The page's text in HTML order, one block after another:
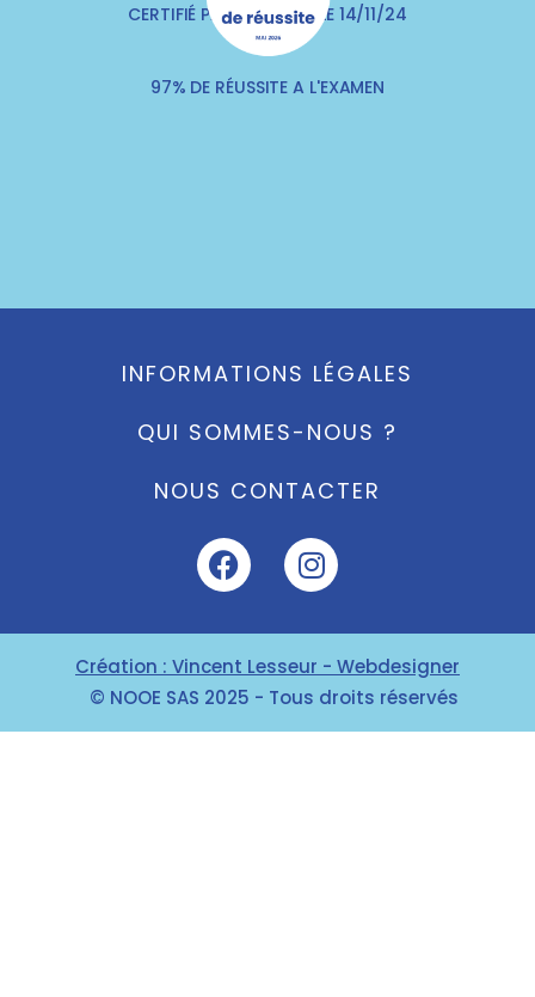
CERTIFIÉ PAR QUALITIA LE 14/11/24
97% DE RÉUSSITE A L'EXAMEN
INFORMATIONS LÉGALES
QUI SOMMES-NOUS ?
NOUS CONTACTER
Création : Vincent Lesseur - Webdesigner
© NOOE SAS 2025 - Tous droits réservés